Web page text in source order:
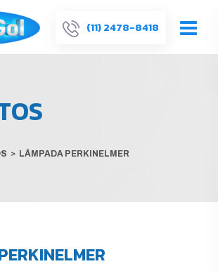
(11) 2478-8418
> LÂMPADA PERKINELMER